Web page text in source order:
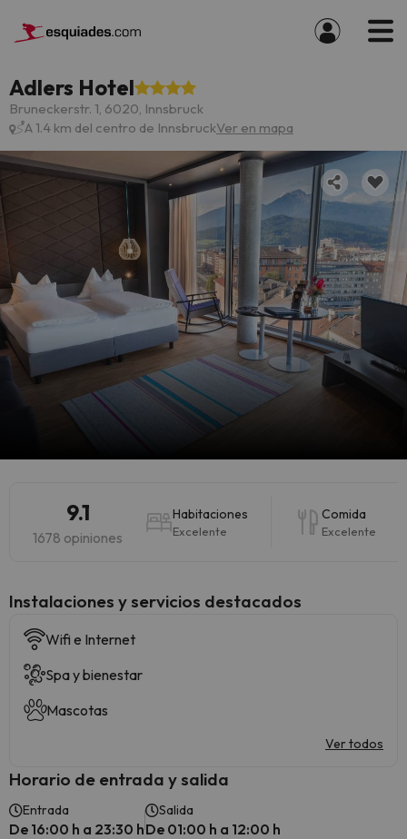
Adlers Hotel
Bruneckerstr. 1, 6020, Innsbruck
A 1.4 km del centro de InnsbruckVer en mapa
9.1
1678 opiniones
Habitaciones
Excelente
Comida
Excelente
Instalaciones y servicios destacados
Wifi e Internet
Spa y bienestar
Mascotas
Ver todos
Horario de entrada y salida
Entrada
De 16:00 h a 23:30 h
Salida
De 01:00 h a 12:00 h